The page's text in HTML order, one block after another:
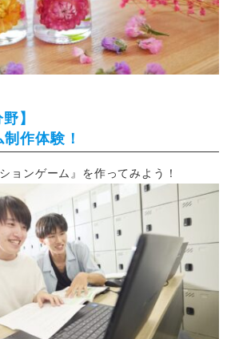
】
作体験！
ョンゲーム』を作ってみよう！